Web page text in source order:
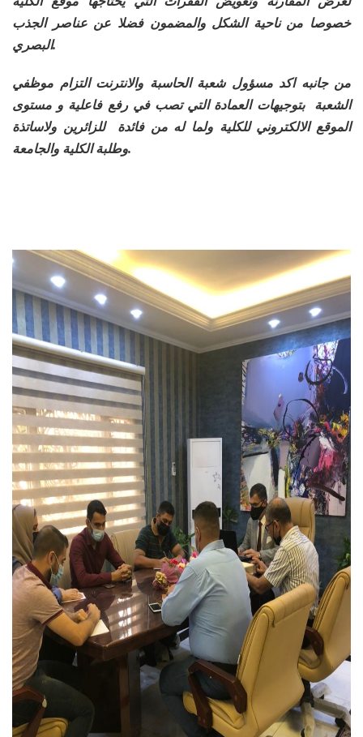
خصوصا من ناحية الشكل والمضمون فضلا عن عناصر الجذب
البصري.
من جانبه اكد مسؤول شعبة الحاسبة والانترنت التزام موظفي
الشعبة بتوجيهات العمادة التي تصب في رفع فاعلية و مستوى
الموقع الالكتروني للكلية ولما له من فائدة للزائرين ولاساتذة
وطلبة الكلية والجامعة.